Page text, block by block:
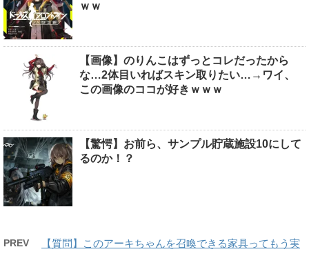
ｗｗ
【画像】のりんこはずっとコレだったから
な…2体目いればスキン取りたい…→ワイ、
この画像のココが好きｗｗｗ
【驚愕】お前ら、サンプル貯蔵施設10にして
るのか！？
PREV
【質問】このアーキちゃんを召喚できる家具ってもう実